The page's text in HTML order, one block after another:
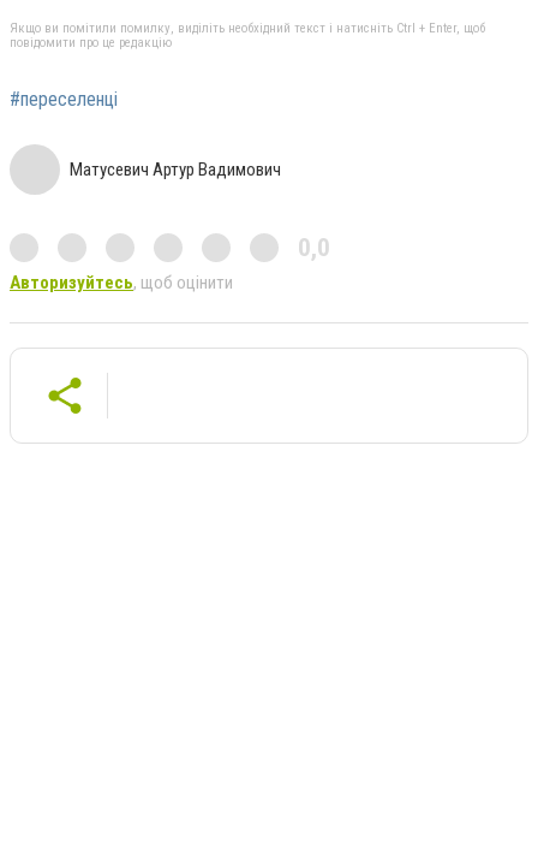
Якщо ви помітили помилку, виділіть необхідний текст і натисніть Ctrl + Enter, щоб
повідомити про це редакцію
#переселенці
Матусевич Артур Вадимович
0,0
Авторизуйтесь, щоб оцінити